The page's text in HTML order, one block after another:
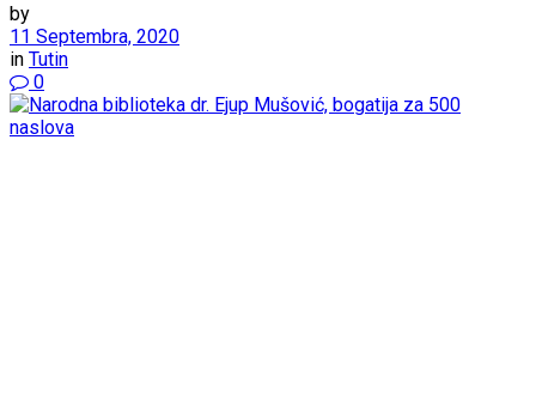
by
11 Septembra, 2020
in Tutin
0